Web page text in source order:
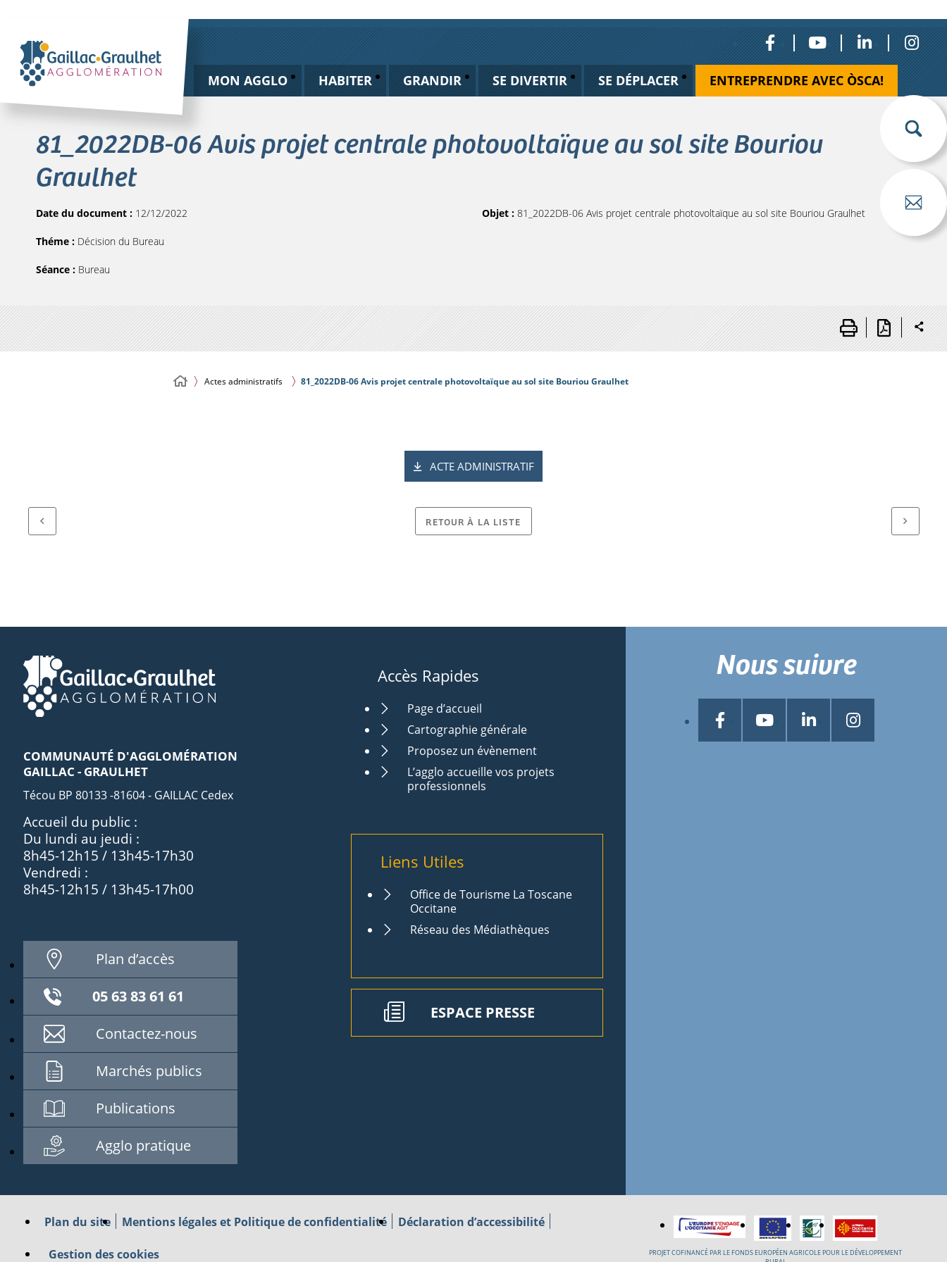
MON AGGLO HABITER GRANDIR SE DIVERTIR SE DÉPLACER ENTREPRENDRE AVEC ÒSCA!
81_2022DB-06 Avis projet centrale photovoltaïque au sol site Bouriou
Graulhet
Date du document : 12/12/2022
Théme : Décision du Bureau
Séance : Bureau
Objet : 81_2022DB-06 Avis projet centrale photovoltaïque au sol site Bouriou Graulhet
Actes administratifs 81_2022DB-06 Avis projet centrale photovoltaïque au sol site Bouriou Graulhet
ACTE ADMINISTRATIF
RETOUR À LA LISTE
COMMUNAUTÉ D'AGGLOMÉRATION
GAILLAC - GRAULHET
Técou BP 80133 -81604 - GAILLAC Cedex
Accueil du public :
Du lundi au jeudi :
8h45-12h15 / 13h45-17h30
Vendredi :
8h45-12h15 / 13h45-17h00
Plan d’accès
05 63 83 61 61
Contactez-nous
Marchés publics
Publications
Agglo pratique
Accès Rapides
Page d’accueil
Cartographie générale
Proposez un évènement
L’agglo accueille vos projets
professionnels
Liens Utiles
Office de Tourisme La Toscane
Occitane
Réseau des Médiathèques
ESPACE PRESSE
Nous suivre
Plan du site Mentions légales et Politique de confidentialité Déclaration d’accessibilité
Gestion des cookies
PROJET COFINANCÉ PAR LE FONDS EUROPÉEN AGRICOLE POUR LE DÉVELOPPEMENT